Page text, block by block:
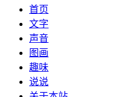
首页
文字
声音
图画
趣味
说说